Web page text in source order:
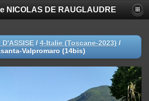
NICOLAS DE RAUGLAUDRE
D'ASSISE / 4-Italie (Toscane-2023) /
Valpromaro (14bis)